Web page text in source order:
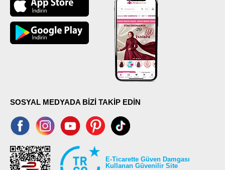
SOSYAL MEDYADA BİZİ TAKİP EDİN
E-Ticarette Güven Damgası
Kullanan Güvenilir Site